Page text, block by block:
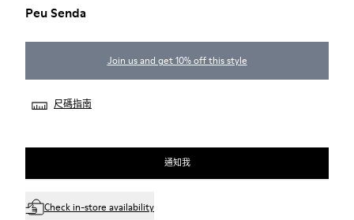
Peu Senda
Join us and get 10% off this style
尺碼指南
通知我
Check in-store availability